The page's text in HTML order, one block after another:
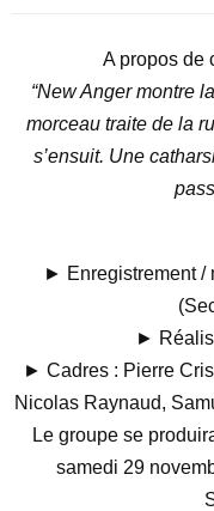
A propos de
“New Anger montre
morceau traite de la
s’ensuit. Une
► Enregistrement /
►
► Cadres : Pierre
Nicolas Raynaud,
Le groupe se
samedi 29